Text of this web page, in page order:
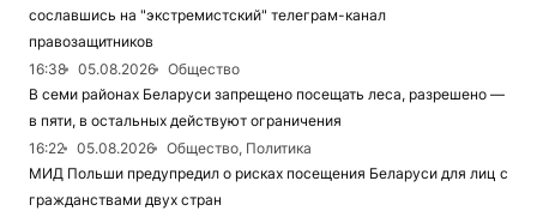
сославшись на "экстремистский" телеграм-канал
правозащитников
16:38
05.08.2026
Общество
В семи районах Беларуси запрещено посещать леса, разрешено —
в пяти, в остальных действуют ограничения
16:22
05.08.2026
Общество, Политика
МИД Польши предупредил о рисках посещения Беларуси для лиц с
гражданствами двух стран